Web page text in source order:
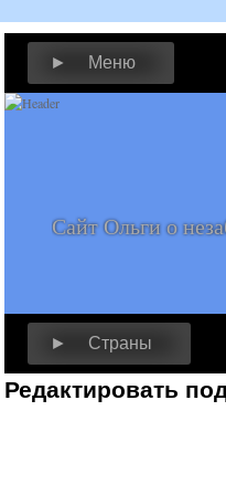
► Меню
Сайт Ольги о
► Страны
Редактировать